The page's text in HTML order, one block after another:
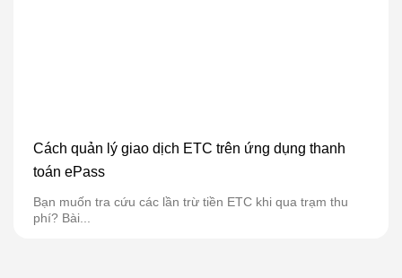
Cách quản lý giao dịch ETC trên ứng dụng thanh
toán ePass
Bạn muốn tra cứu các lần trừ tiền ETC khi qua trạm thu
phí? Bài...